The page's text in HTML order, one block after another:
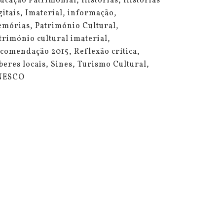
Imaterial informação
Património Cultural
cultural imaterial
2015 Reflexão crítica
locais Sines Turismo Cultural